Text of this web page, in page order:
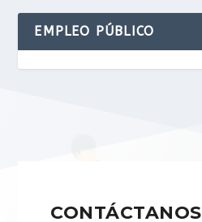
EMPLEO PÚBLICO
CONTÁCTANOS